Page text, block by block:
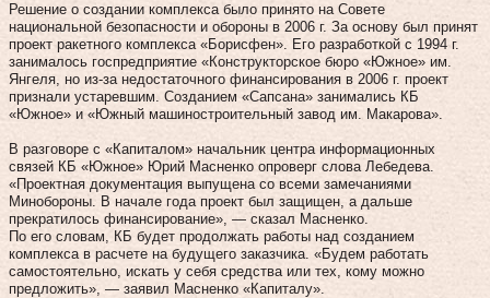
Решение о создании комплекса было принято на Совете
национальной безопасности и обороны в 2006 г. За основу был принят
проект ракетного комплекса «Борисфен». Его разработкой с 1994 г.
занималось госпредприятие «Конструкторское бюро «Южное» им.
Янгеля, но из-за недостаточного финансирования в 2006 г. проект
признали устаревшим. Созданием «Сапсана» занимались КБ
«Южное» и «Южный машиностроительный завод им. Макарова».
В разговоре с «Капиталом» начальник центра информационных
связей КБ «Южное» Юрий Масненко опроверг слова Лебедева.
«Проектная документация выпущена со всеми замечаниями
Минобороны. В начале года проект был защищен, а дальше
прекратилось финансирование», — сказал Масненко.
По его словам, КБ будет продолжать работы над созданием
комплекса в расчете на будущего заказчика. «Будем работать
самостоятельно, искать у себя средства или тех, кому можно
предложить», — заявил Масненко «Капиталу».